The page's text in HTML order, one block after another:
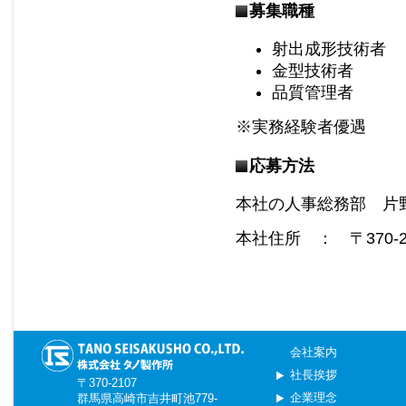
募集職種
射出成形技術者
金型技術者
品質管理者
※実務経験者優遇
応募方法
本社の人事総務部 片
本社住所 ： 〒370-
〒370-2107
群馬県高崎市吉井町池779-
会社案内
社長挨拶
企業理念